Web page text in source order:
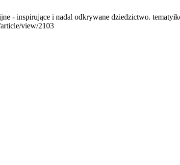
- inspirujące i nadal odkrywane dziedzictwo.
view/2103